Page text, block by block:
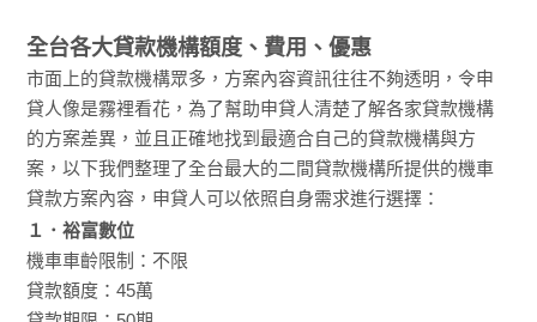
全台各大貸款機構額度、費用、優惠
市面上的貸款機構眾多，方案內容資訊往往不夠透明，令申
貸人像是霧裡看花，為了幫助申貸人清楚了解各家貸款機構
的方案差異，並且正確地找到最適合自己的貸款機構與方
案，以下我們整理了全台最大的二間貸款機構所提供的機車
貸款方案內容，申貸人可以依照自身需求進行選擇：
１．裕富數位
機車車齡限制：不限
貸款額度：45萬